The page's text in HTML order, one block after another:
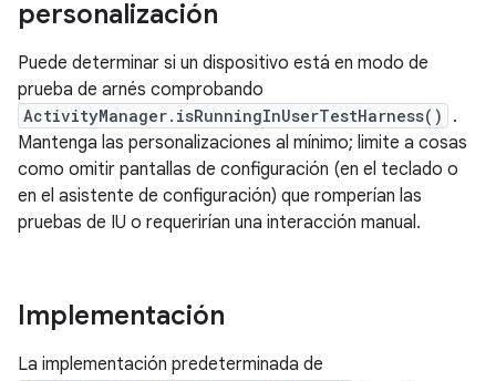
personalización
Puede determinar si un dispositivo está en modo de
prueba de arnés comprobando
ActivityManager.isRunningInUserTestHarness()
.
Mantenga las personalizaciones al mínimo; limite a cosas
como omitir pantallas de configuración (en el teclado o
en el asistente de configuración) que romperían las
pruebas de IU o requerirían una interacción manual.
Implementación
La implementación predeterminada de